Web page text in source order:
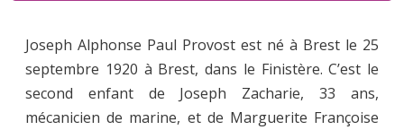
Joseph Alphonse Paul Provost est né à Brest le 25
septembre 1920 à Brest, dans le Finistère. C’est le
second enfant de Joseph Zacharie, 33 ans,
mécanicien de marine, et de Marguerite Françoise